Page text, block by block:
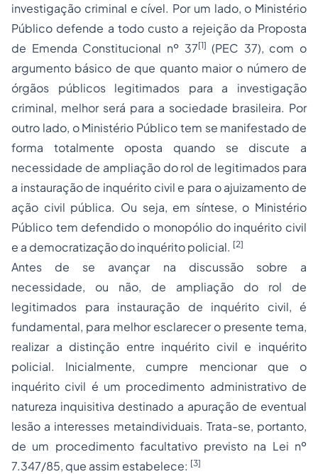
investigação criminal e cível. Por um lado, o Ministério
Público defende a todo custo a rejeição da Proposta
de Emenda Constitucional nº 37[1] (PEC 37), com o
argumento básico de que quanto maior o número de
órgãos públicos legitimados para a investigação
criminal, melhor será para a sociedade brasileira. Por
outro lado, o Ministério Público tem se manifestado de
forma totalmente oposta quando se discute a
necessidade de ampliação do rol de legitimados para
a instauração de inquérito civil e para o ajuizamento de
ação civil pública. Ou seja, em síntese, o Ministério
Público tem defendido o monopólio do inquérito civil
e a democratização do inquérito policial. [2]
Antes de se avançar na discussão sobre a
necessidade, ou não, de ampliação do rol de
legitimados para instauração de inquérito civil, é
fundamental, para melhor esclarecer o presente tema,
realizar a distinção entre inquérito civil e inquérito
policial. Inicialmente, cumpre mencionar que o
inquérito civil é um procedimento administrativo de
natureza inquisitiva destinado a apuração de eventual
lesão a interesses metaindividuais. Trata-se, portanto,
de um procedimento facultativo previsto na Lei nº
7.347/85, que assim estabelece: [3]